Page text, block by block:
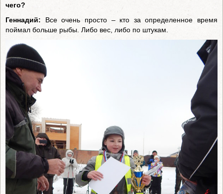
чего?
Геннадий: Все очень просто – кто за определенное время
поймал больше рыбы. Либо вес, либо по штукам.